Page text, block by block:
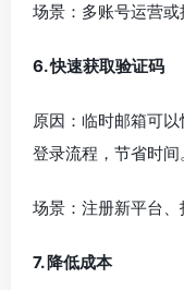
场景：多账号运营或
6. 快速获取验证码
原因：临时邮箱可
登录流程，节省时间
场景：注册新平台、
7. 降低成本